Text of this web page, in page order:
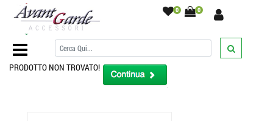
0 0
Home Page/
PRODOTTO NON TROVATO!